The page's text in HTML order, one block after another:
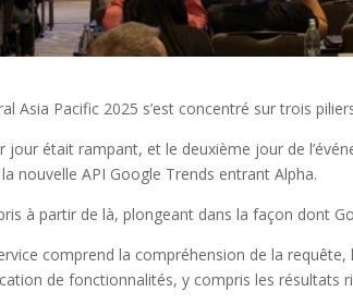
Asia Pacific 2025 s’est concentré sur trois
jour était rampant, et le deuxième jour de
nouvelle API Google Trends entrant Alpha.
à partir de là, plongeant dans la façon dont
comprend la compréhension de la
de fonctionnalités, y compris les résultats